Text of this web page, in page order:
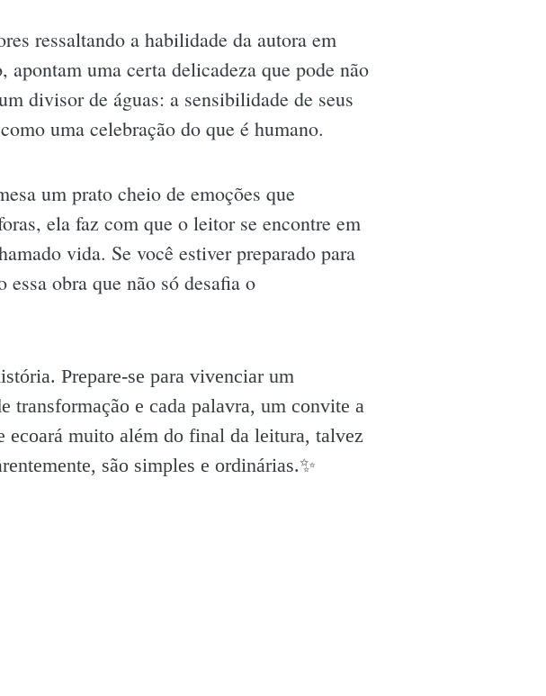
ressaltando a habilidade da autora em
uma certa delicadeza que pode não
divisor de águas: a sensibilidade de seus
uma celebração do que é humano.
um prato cheio de emoções que
ela faz com que o leitor se encontre em
vida. Se você estiver preparado para
obra que não só desafia o
Prepare-se para vivenciar um
transformação e cada palavra, um convite a
ecoará muito além do final da leitura, talvez
são simples e ordinárias.✨️